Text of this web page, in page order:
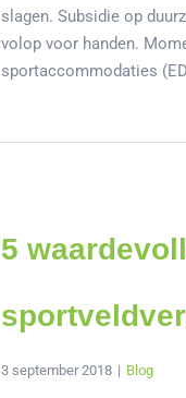
slagen. Subsidie op
volop voor handen.
sportaccommodaties
5
3 september 2018 | Blog